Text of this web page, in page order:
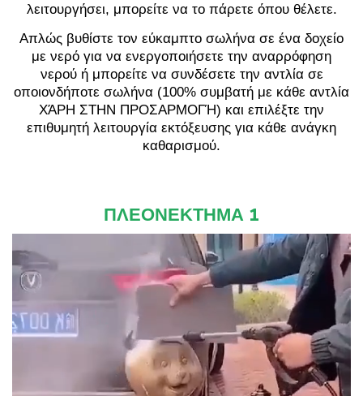
λειτουργήσει, μπορείτε να το πάρετε όπου θέλετε.
Απλώς βυθίστε τον εύκαμπτο σωλήνα σε ένα δοχείο
με νερό για να ενεργοποιήσετε την αναρρόφηση
νερού ή μπορείτε να συνδέσετε την αντλία σε
οποιονδήποτε σωλήνα (100% συμβατή με κάθε αντλία
ΧΆΡΗ ΣΤΗΝ ΠΡΟΣΑΡΜΟΓΉ) και επιλέξτε την
επιθυμητή λειτουργία εκτόξευσης για κάθε ανάγκη
καθαρισμού.
ΠΛΕΟΝΕΚΤΗΜΑ 1